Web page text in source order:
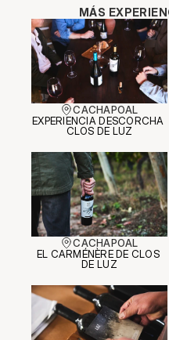
MÁS
CACHAPOAL
EXPERIENCIA DESCORCHA
CLOS DE LUZ
CACHAPOAL
EL CARMÉNÈRE DE CLOS
DE LUZ